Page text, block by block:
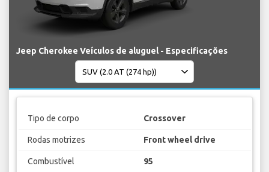
Jeep Cherokee Veículos de aluguel - Especificações
Tipo de corpo Crossover
Rodas motrizes Front wheel drive
Combustível 95